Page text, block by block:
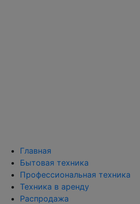
Главная
Бытовая техника
Профессиональная техника
Техника в аренду
Распродажа